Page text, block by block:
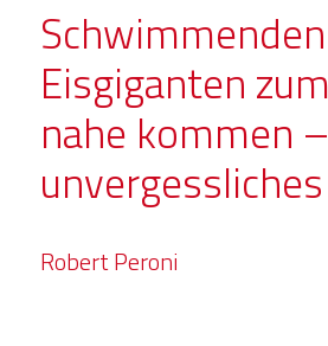
Schwimmenden
Eisgiganten
nahe kommen
Robert Peroni